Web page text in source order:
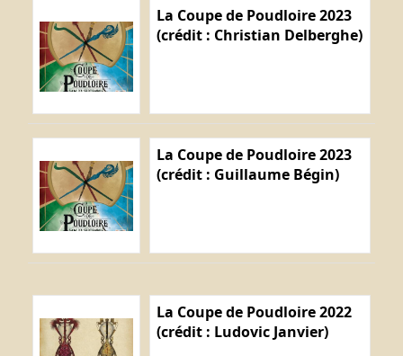
La Coupe de Poudloire 2023
(crédit : Christian Delberghe)
La Coupe de Poudloire 2023
(crédit : Guillaume Bégin)
La Coupe de Poudloire 2022
(crédit : Ludovic Janvier)